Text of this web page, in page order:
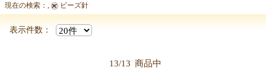
まとめて探す
現在の検索： ビーズ針
表示件数：
13/13 商品中